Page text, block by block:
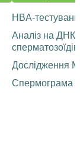
HBA-
Аналіз на
сперматозоїдів
Дослідження
Спермограма